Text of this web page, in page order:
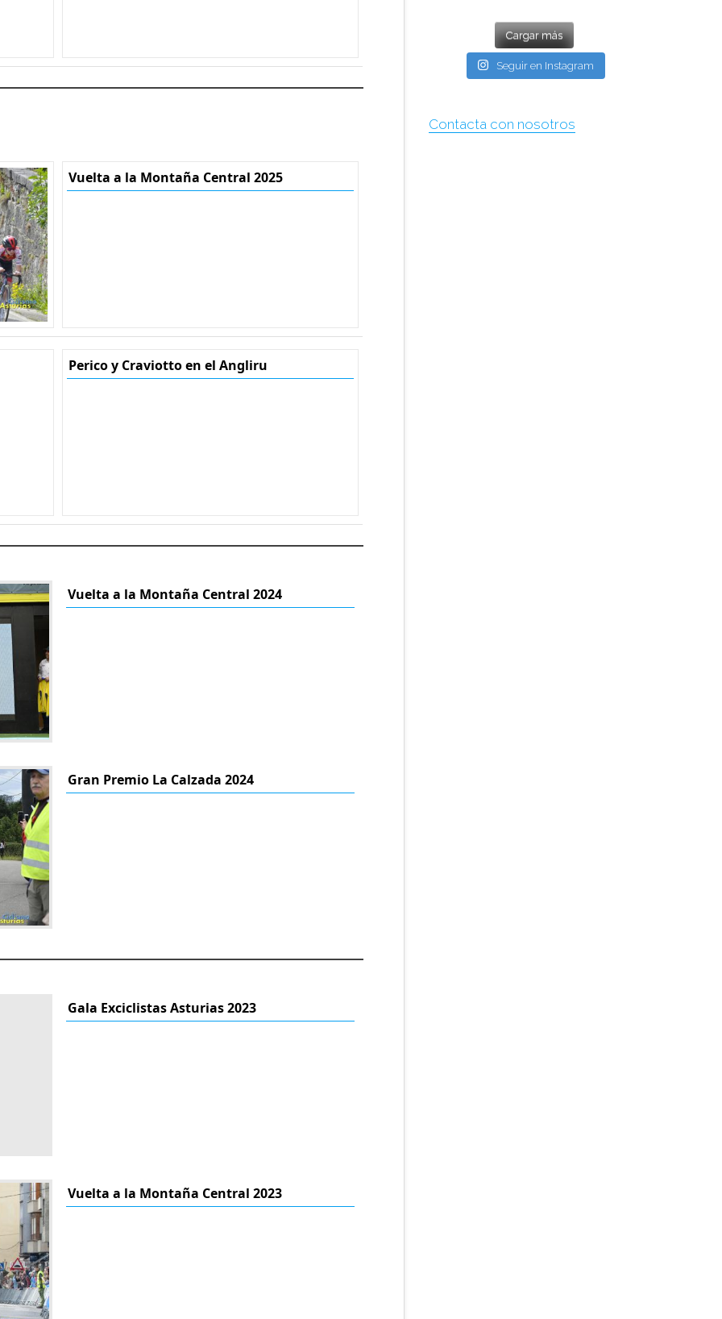
Vuelta a la Montaña Central 2025
Perico y Craviotto en el Angliru
Vuelta a la Montaña Central 2024
Gran Premio La Calzada 2024
Gala Exciclistas Asturias 2023
Vuelta a la Montaña Central 2023
Cargar más
Seguir en Instagram
Contacta con nosotros